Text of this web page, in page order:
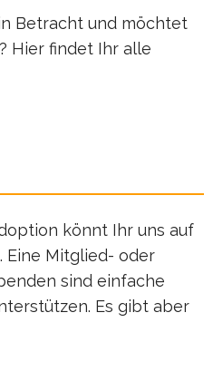
Betracht und möchtet
Hier findet Ihr alle
könnt Ihr uns auf
Eine Mitglied- oder
sind einfache
Es gibt aber